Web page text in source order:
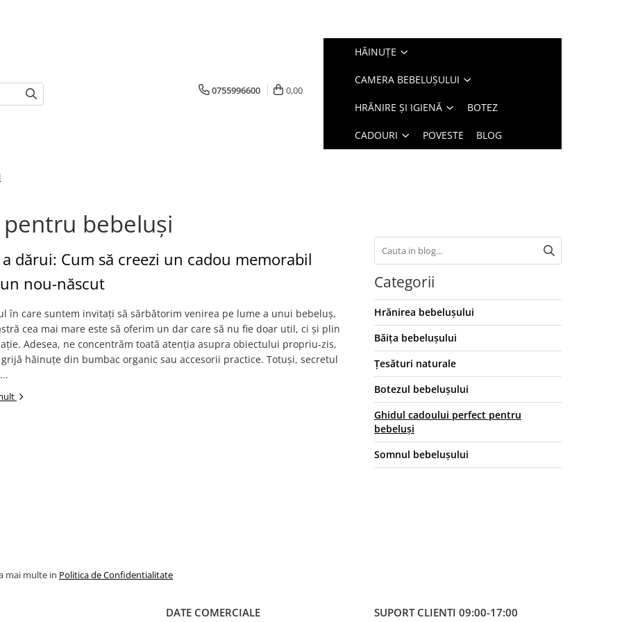
0755996600 0,00
HĂINUȚE
CAMERA BEBELUȘULUI
HRĂNIRE ȘI IGIENĂ BOTEZ
CADOURI POVESTE BLOG
bebeluși
dărui: Cum să creezi un cadou memorabil
nou-născut
în care suntem invitați să sărbătorim venirea pe lume a unui bebeluș,
cea mai mare este să oferim un dar care să nu fie doar util, ci și plin
Adesea, ne concentrăm toată atenția asupra obiectului propriu-zis,
hăinuțe din bumbac organic sau accesorii practice. Totuși, secretul
Categorii
Hrănirea bebelușului
Băița bebelușului
Țesături naturale
Botezul bebelușului
Ghidul cadoului perfect pentru
bebeluși
Somnul bebelușului
mai multe in Politica de Confidentialitate
DATE COMERCIALE SUPORT CLIENTI 09:00-17:00